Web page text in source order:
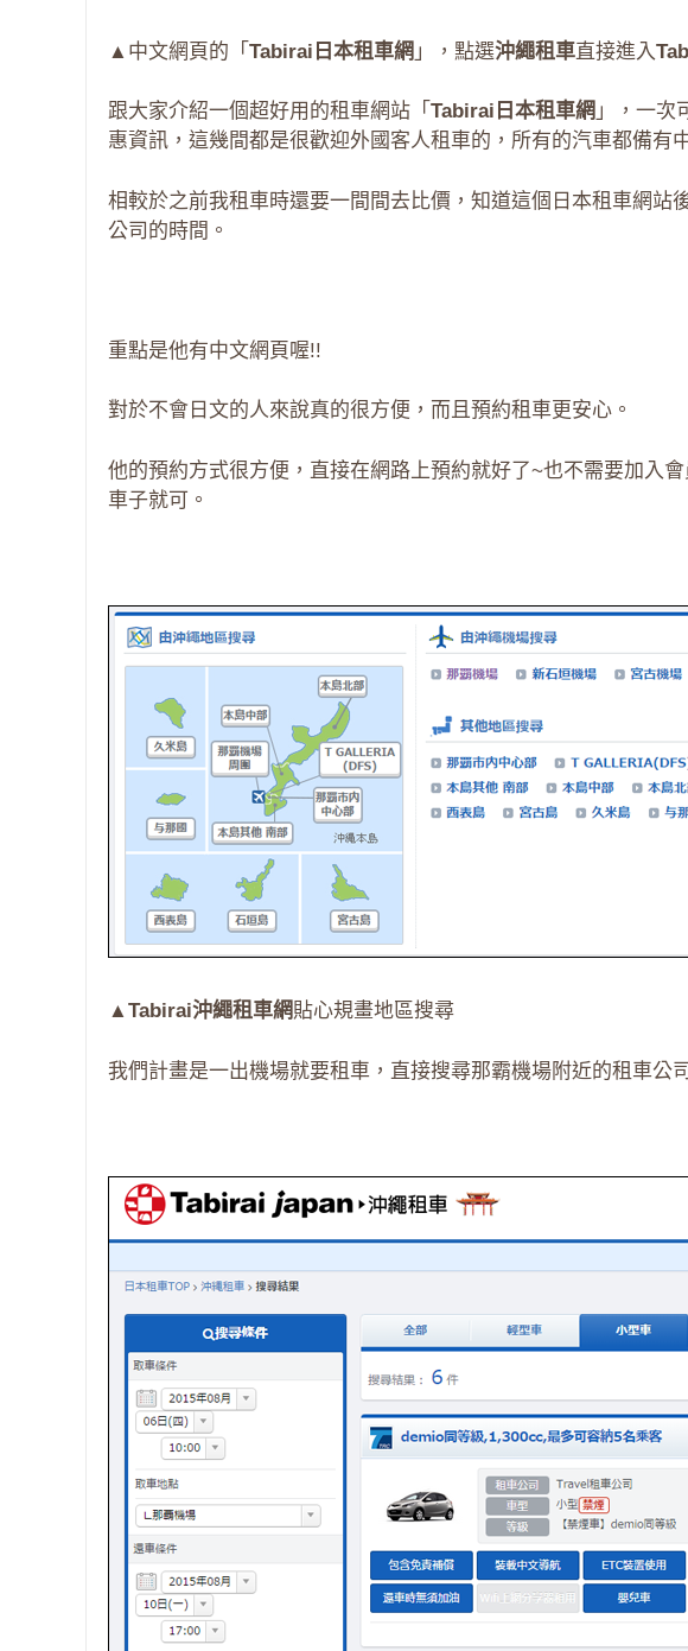
▲中文網頁的「 Tabirai日本租車網 」，點選沖繩租車直接進入
跟大家介紹一個超好用的租車網站「 Tabirai日本租車網 」，一次
惠資訊，這幾間都是很歡迎外國客人租車的，所有的汽車都備有
相較於之前我租車時還要一間間去比價，知道這個日本租車網站
公司的時間。
重點是他有中文網頁喔!!
對於不會日文的人來說真的很方便，而且預約租車更安心。
他的預約方式很方便，直接在網路上預約就好了~也不需要加入
車子就可。
▲Tabirai沖繩租車網貼心規畫地區搜尋
我們計畫是一出機場就要租車，直接搜尋那霸機場附近的租車公